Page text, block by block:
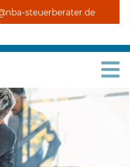
steuerberater.de